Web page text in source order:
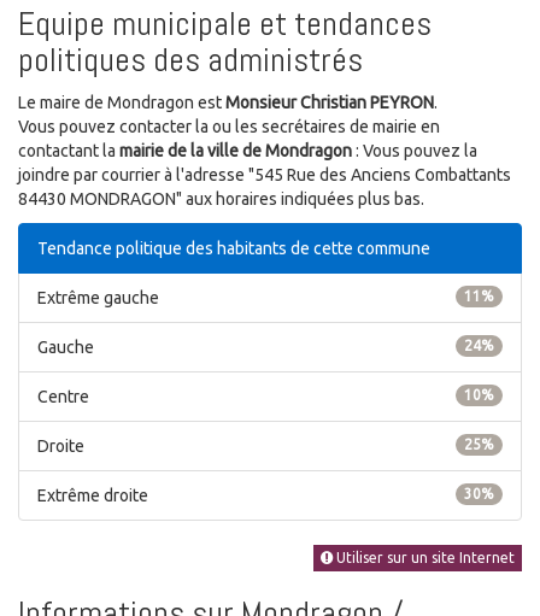
Equipe municipale et tendances
politiques des administrés
Le maire de Mondragon estMonsieur Christian PEYRON.
Vous pouvez contacter la ou les secrétaires de mairie en
contactant la mairie de la ville de Mondragon: Vous pouvez la
joindre par courrier à l'adresse "545 Rue des Anciens Combattants
84430 MONDRAGON" aux horaires indiquées plus bas.
Tendance politique des habitants de cette commune
11%
Extrême gauche
24%
Gauche
10%
Centre
25%
Droite
30%
Extrême droite
Utiliser sur un site Internet